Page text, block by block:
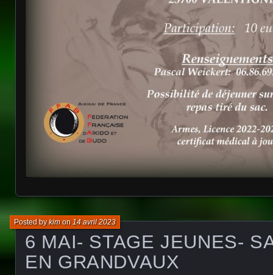
6 MAI- STAGE JEUNES-
EN GRANDVAUX
Posted bykimon 14 avril 2023